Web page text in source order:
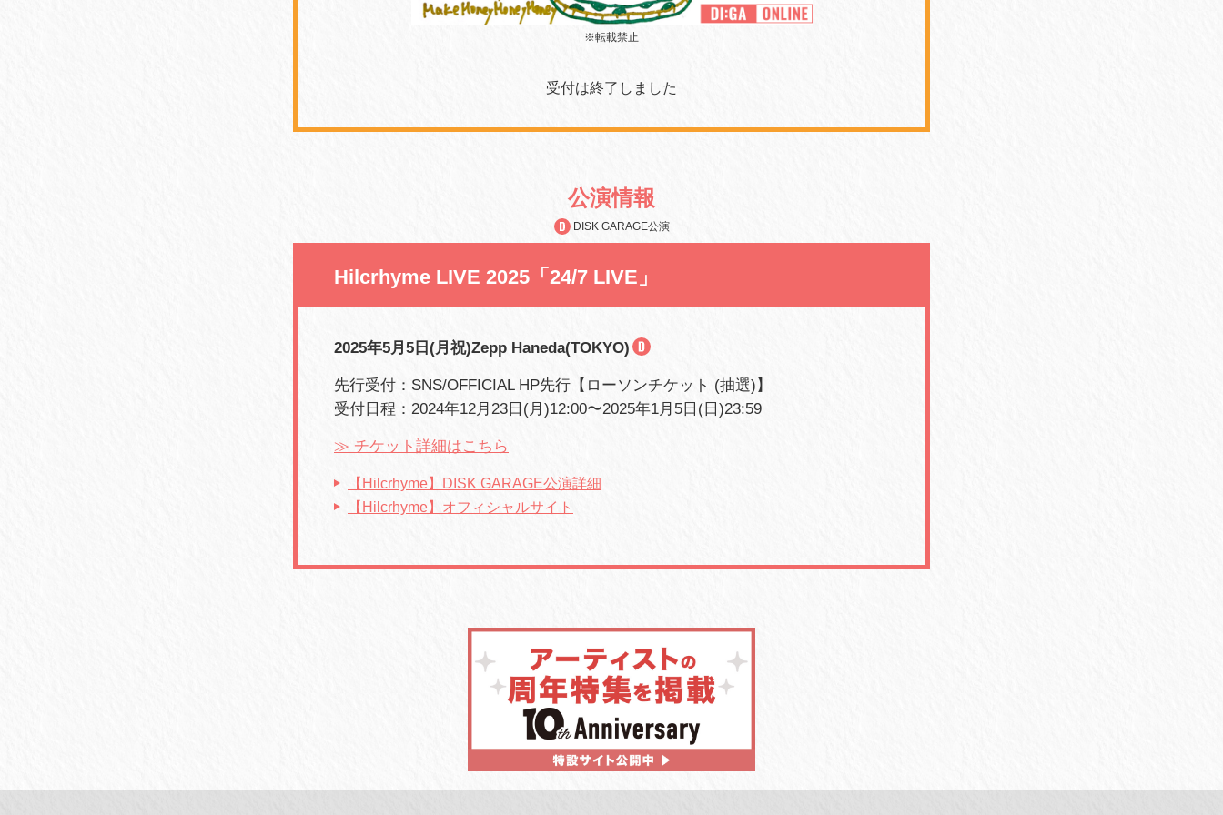
※転載禁止
受付は終了しました
公演情報
DISK GARAGE公演
Hilcrhyme LIVE 2025「24/7 LIVE」
2025年5月5日(月祝)Zepp Haneda(TOKYO)
先行受付：SNS/OFFICIAL HP先行 【ローソンチケット (抽選)】
受付日程：2024年12月23日(月)12:00〜2025年1月5日(日)23:59
≫ チケット詳細はこちら
【Hilcrhyme】DISK GARAGE公演詳細
【Hilcrhyme】オフィシャルサイト